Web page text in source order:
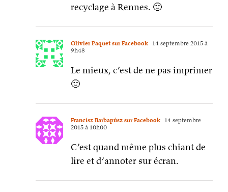
recyclage à Rennes. 🙂
Olivier Paquet sur Facebook 14 septembre 2015 à
9h48
Le mieux, c’est de ne pas imprimer
🙂
Francísz Barbapúsz sur Facebook 14 septembre
2015 à 10h00
C’est quand même plus chiant de
lire et d’annoter sur écran.